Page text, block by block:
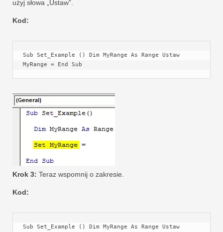
użyj słowa „Ustaw”.
Kod:
Sub Set_Example () Dim MyRange As Range Ustaw
MyRange = End Sub
Krok 3: Teraz wspomnij o zakresie.
Kod:
Sub Set_Example () Dim MyRange As Range Ustaw